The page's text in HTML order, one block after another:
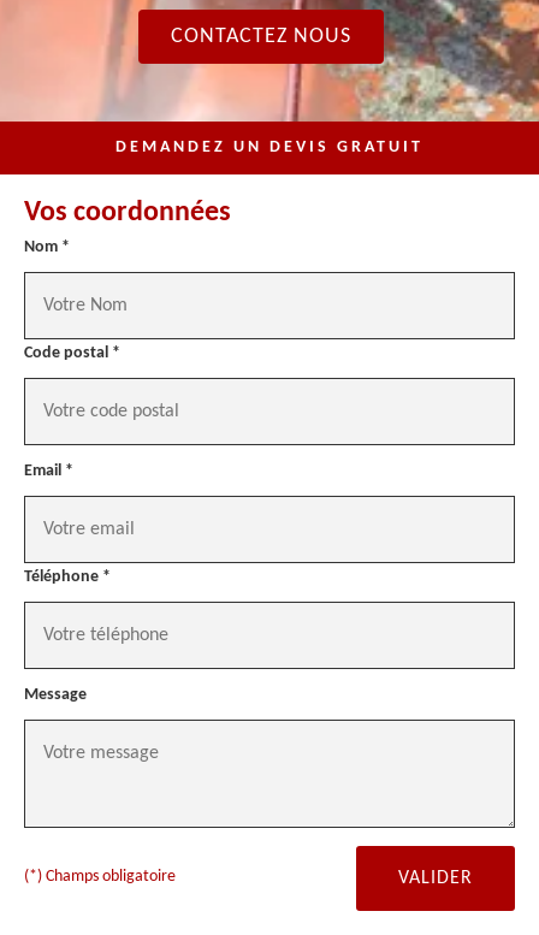
CONTACTEZ NOUS
DEMANDEZ UN DEVIS GRATUIT
Vos coordonnées
Nom *
Code postal *
Email *
Téléphone *
Message
(*) Champs obligatoire